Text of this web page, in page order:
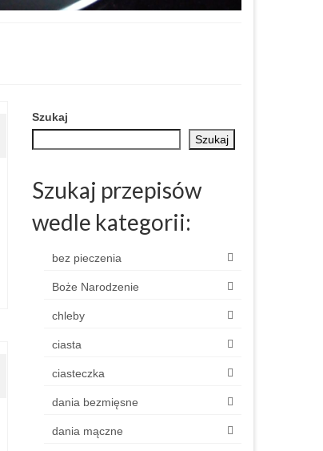
Szukaj
Szukaj
Szukaj przepisów
wedle kategorii:
bez pieczenia
Boże Narodzenie
chleby
ciasta
ciasteczka
dania bezmięsne
dania mączne